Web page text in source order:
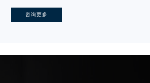
辛迪·克莱门特
资深宝玑技师
咨询更多